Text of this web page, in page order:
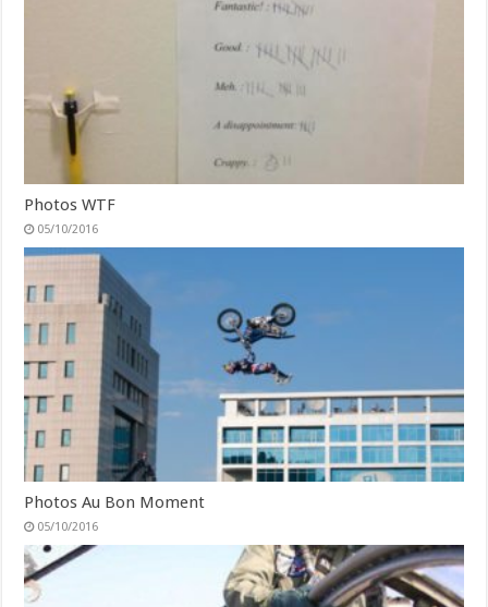
Photos WTF
05/10/2016
Photos Au Bon Moment
05/10/2016